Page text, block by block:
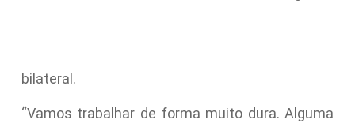
bilateral.
“Vamos trabalhar de forma muito dura. Alguma